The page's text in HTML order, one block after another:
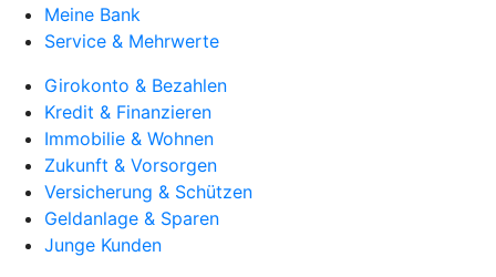
Meine Bank
Service & Mehrwerte
Girokonto & Bezahlen
Kredit & Finanzieren
Immobilie & Wohnen
Zukunft & Vorsorgen
Versicherung & Schützen
Geldanlage & Sparen
Junge Kunden